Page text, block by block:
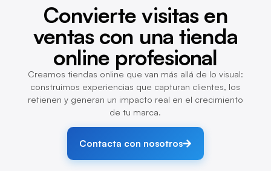
Convierte visitas en
ventas con una tienda
online profesional
Creamos tiendas online que van más allá de lo visual:
construimos experiencias que capturan clientes, los
retienen y generan un impacto real en el crecimiento
de tu marca.
Contacta con nosotros